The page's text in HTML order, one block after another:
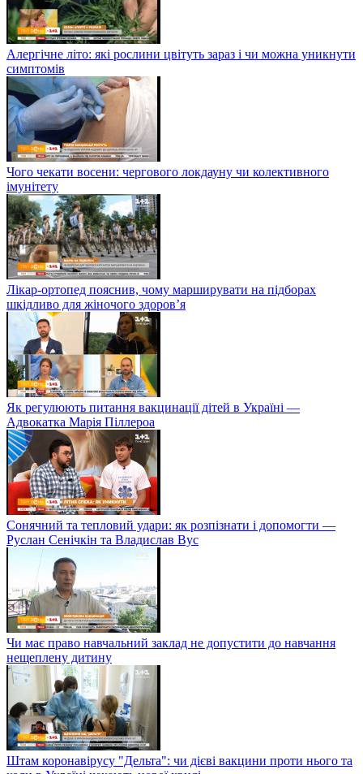
Алергічне літо: які рослини цвітуть зараз і чи можна уникнути
симптомів
Чого чекати восени: чергового локдауну чи колективного
імунітету
Лікар-ортопед пояснив, чому марширувати на підборах
шкідливо для жіночого здоров’я
Як регулюють питання вакцинації дітей в Україні —
Адвокатка Марія Піллероа
Сонячний та тепловий удари: як розпізнати і допомогти —
Руслан Сенічкін та Владислав Вус
Чи має право навчальний заклад не допустити до навчання
нещеплену дитину
Штам коронавірусу "Дельта": чи дієві вакцини проти нього та